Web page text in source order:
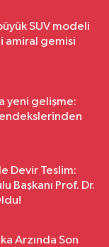
SUV modeli
amiral gemisi
yeni gelişme:
endekslerinden
Devir Teslim:
Başkanı Prof. Dr.
Arzında Son